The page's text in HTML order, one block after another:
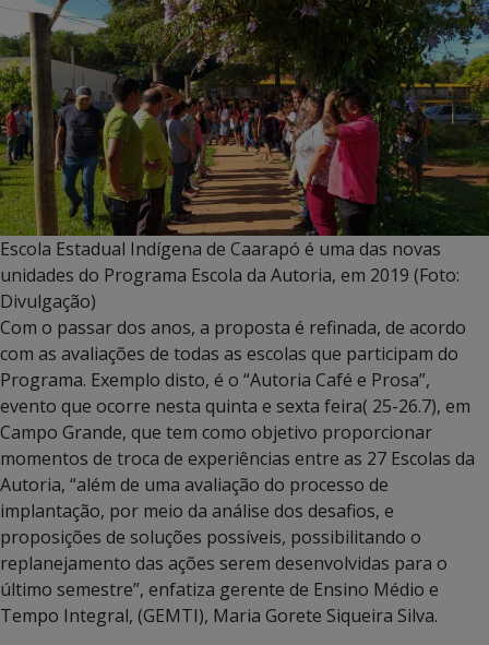
Escola Estadual Indígena de Caarapó é uma das novas
unidades do Programa Escola da Autoria, em 2019 (Foto:
Divulgação)
Com o passar dos anos, a proposta é refinada, de acordo
com as avaliações de todas as escolas que participam do
Programa. Exemplo disto, é o “Autoria Café e Prosa”,
evento que ocorre nesta quinta e sexta feira( 25-26.7), em
Campo Grande, que tem como objetivo proporcionar
momentos de troca de experiências entre as 27 Escolas da
Autoria, “além de uma avaliação do processo de
implantação, por meio da análise dos desafios, e
proposições de soluções possíveis, possibilitando o
replanejamento das ações serem desenvolvidas para o
último semestre”, enfatiza gerente de Ensino Médio e
Tempo Integral, (GEMTI), Maria Gorete Siqueira Silva.